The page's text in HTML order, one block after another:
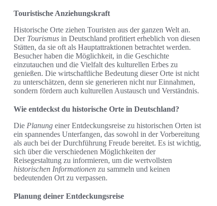
Touristische Anziehungskraft
Historische Orte ziehen Touristen aus der ganzen Welt an.
Der Tourismus in Deutschland profitiert erheblich von diesen
Stätten, da sie oft als Hauptattraktionen betrachtet werden.
Besucher haben die Möglichkeit, in die Geschichte
einzutauchen und die Vielfalt des kulturellen Erbes zu
genießen. Die wirtschaftliche Bedeutung dieser Orte ist nicht
zu unterschätzen, denn sie generieren nicht nur Einnahmen,
sondern fördern auch kulturellen Austausch und Verständnis.
Wie entdeckst du historische Orte in Deutschland?
Die Planung einer Entdeckungsreise zu historischen Orten ist
ein spannendes Unterfangen, das sowohl in der Vorbereitung
als auch bei der Durchführung Freude bereitet. Es ist wichtig,
sich über die verschiedenen Möglichkeiten der
Reisegestaltung zu informieren, um die wertvollsten
historischen Informationen zu sammeln und keinen
bedeutenden Ort zu verpassen.
Planung deiner Entdeckungsreise